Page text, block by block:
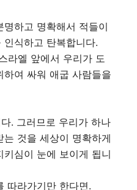
하고 명확해서 적들이
식하고 탄복합니다.
라엘 앞에서 우리가 도
여 싸워 애굽 사람들을
. 그러므로 우리가 하나
것을 세상이 명확하게
심이 눈에 보이게 됩니
따라가기만 한다면.